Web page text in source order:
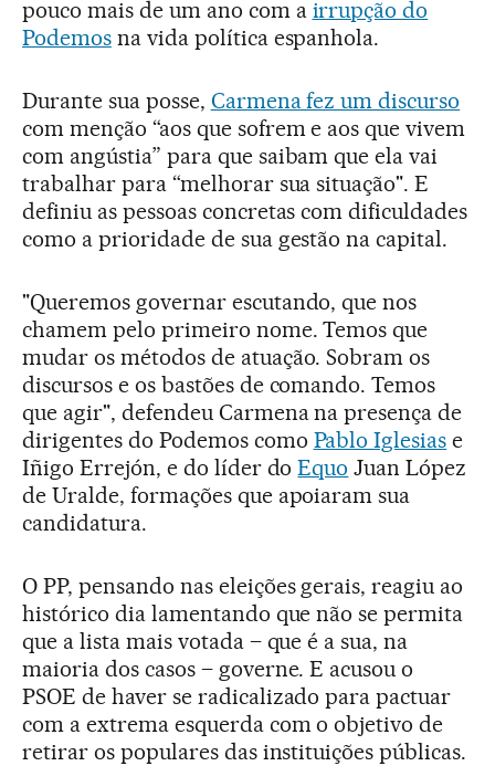
pouco mais de um ano com a irrupção do
Podemosna vida política espanhola.
Durante sua posse, Carmena fez um discurso
com menção “aos que sofrem e aos que vivem
com angústia” para que saibam que ela vai
trabalhar para “melhorar sua situação". E
definiu as pessoas concretas com dificuldades
como a prioridade de sua gestão na capital.
"Queremos governar escutando, que nos
chamem pelo primeiro nome. Temos que
mudar os métodos de atuação. Sobram os
discursos e os bastões de comando. Temos
que agir", defendeu Carmena na presença de
dirigentes do Podemos como Pablo Iglesias e
Iñigo Errejón, e do líder doEquo Juan López
de Uralde, formações que apoiaram sua
candidatura.
O PP, pensando nas eleições gerais, reagiu ao
histórico dia lamentando que não se permita
que a lista mais votada – que é a sua, na
maioria dos casos – governe. E acusou o
PSOE de haver se radicalizado para pactuar
com a extrema esquerda com o objetivo de
retirar os populares das instituições públicas.